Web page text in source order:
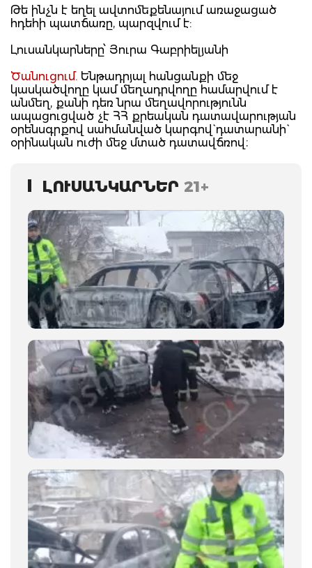
Թե ինչն է եղել ավտոմեքենայում առաջացած
հդեհի պատճառը, պարզվում է:
Լուսանկարները՝ Յուրա Գաբրիելյանի
Ծանուցում. Ենթադրյալ հանցանքի մեջ
կասկածվողը կամ մեղադրվողը համարվում է
անմեղ, քանի դեռ նրա մեղավորությունն
ապացուցված չէ ՀՀ քրեական դատավարության
օրենսգրքով սահմանված կարգով` դատարանի`
օրինական ուժի մեջ մտած դատավճռով։
ԼՈՒՍԱՆԿԱՐՆԵՐ 21+